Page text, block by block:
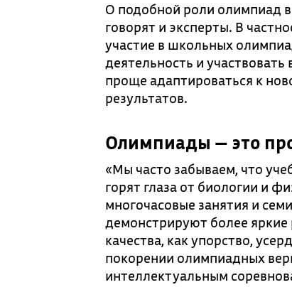
О подобной роли олимпиад
говорят и эксперты. В
участие в школьных
деятельность и
проще адаптироваться к
результатов.
Олимпиады — это
«Мы часто забываем, что
горят глаза от биологии и
многочасовые занятия и
демонстрируют более яркие
качества, как упорство,
покорении олимпиадных
интеллектуальным